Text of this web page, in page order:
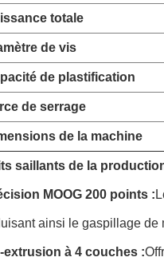
totale
de vis
de plastification
de serrage
de la machine
saillants de la
MOOG 200 points :
ainsi le gaspillage de
extrusion à 4 couches :